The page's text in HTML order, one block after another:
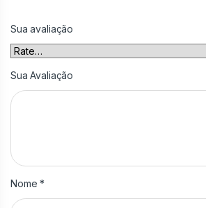
Sua avaliação
Sua Avaliação
Nome*